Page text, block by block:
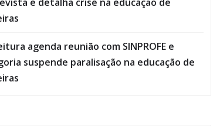
e detalha crise na educação de
agenda reunião com SINPROFE e
suspende paralisação na educação de